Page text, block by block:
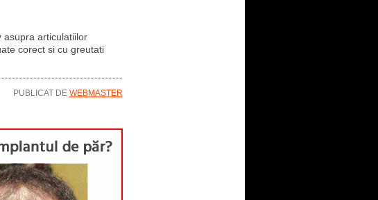
asupra articulatiilor
corect si cu greutati
PUBLICAT DE WEBMASTER